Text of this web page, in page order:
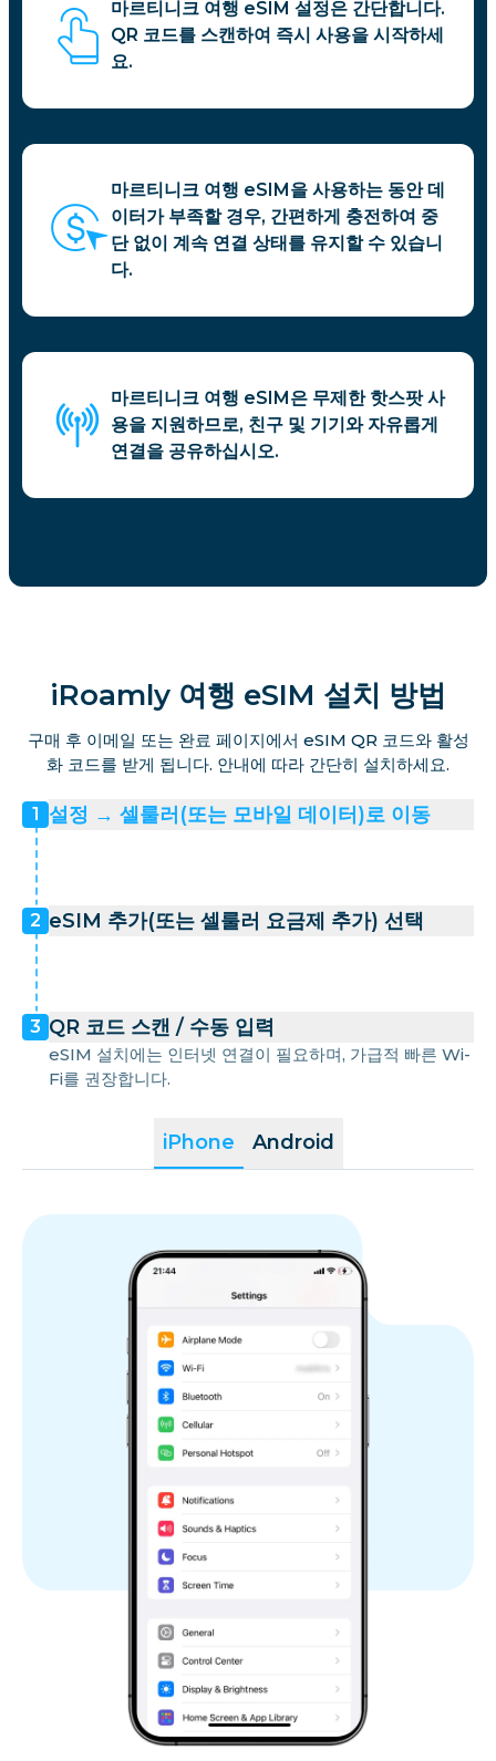
마르티니크 여행 eSIM 설정은 간단합니다.
QR 코드를 스캔하여 즉시 사용을 시작하세
요.
마르티니크 여행 eSIM을 사용하는 동안 데
이터가 부족할 경우, 간편하게 충전하여 중
단 없이 계속 연결 상태를 유지할 수 있습니
다.
마르티니크 여행 eSIM은 무제한 핫스팟 사
용을 지원하므로, 친구 및 기기와 자유롭게
연결을 공유하십시오.
iRoamly 여행 eSIM 설치 방법
구매 후 이메일 또는 완료 페이지에서 eSIM QR 코드와 활성
화 코드를 받게 됩니다. 안내에 따라 간단히 설치하세요.
iPhone Android
1 설정 → 셀룰러(또는 모바일 데이터)로 이동
2 eSIM 추가(또는 셀룰러 요금제 추가) 선택
3 QR 코드 스캔 / 수동 입력
eSIM 설치에는 인터넷 연결이 필요하며, 가급적 빠른 Wi-
Fi를 권장합니다.